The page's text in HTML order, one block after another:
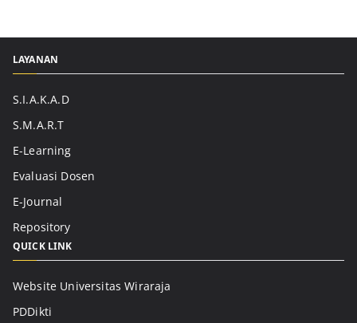
LAYANAN
S.I.A.K.A.D
S.M.A.R.T
E-Learning
Evaluasi Dosen
E-Journal
Repository
QUICK LINK
Website Universitas Wiraraja
PDDikti